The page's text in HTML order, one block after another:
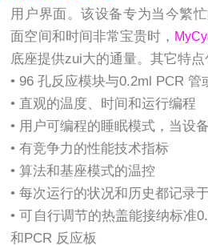
用户界面。该设备专为当今繁
面空间和时间非常宝贵时，
底座提供zui大的通量。其它特点
• 96 孔反应模块与0.2ml PCR 管
• 直观的温度、时间和运行编程
• 用户可编程的睡眠模式，当设
• 有竞争力的性能技术指标
• 算法和基座模式的温控
• 每次运行的状况和历史都记录
• 可自行调节的热盖能接纳标准
和PCR 反应板